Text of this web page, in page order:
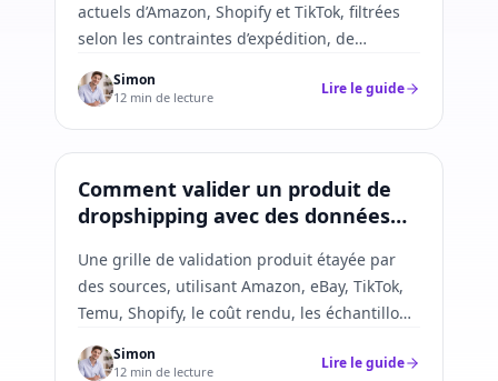
actuels d’Amazon, Shopify et TikTok, filtrées
selon les contraintes d’expédition, de
Simon
12 min de lecture Lire le guide
Recherche produit
Comment valider un produit de
dropshipping avec des données
Une grille de validation produit étayée par
des sources, utilisant Amazon, eBay, TikTok,
Temu, Shopify, le coût rendu, les échantillons
Simon
12 min de lecture Lire le guide